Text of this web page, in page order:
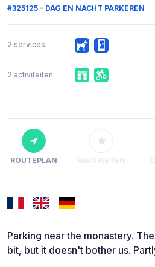
#325125 - DAG EN NACHT PARKEREN
2 services
2 activiteiten
ROUTEPLAN FAVORIETEN
Parking near the monastery.
bit, but it doesn't bother us.